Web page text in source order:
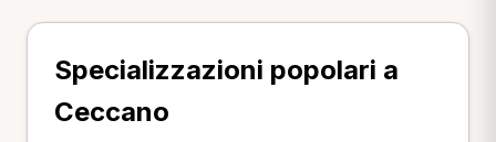
Specializzazioni popolari a
Ceccano